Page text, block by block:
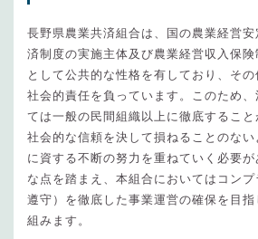
長野県農業共済組合は、国の農業経営
済制度の実施主体及び農業経営収入保
として公共的な性格を有しており、そ
社会的責任を負っています。このため
ては一般の民間組織以上に徹底すること
社会的な信頼を決して損ねることのな
に資する不断の努力を重ねていく必要が
な点を踏まえ、本組合においてはコン
遵守）を徹底した事業運営の確保を目指
組みます。